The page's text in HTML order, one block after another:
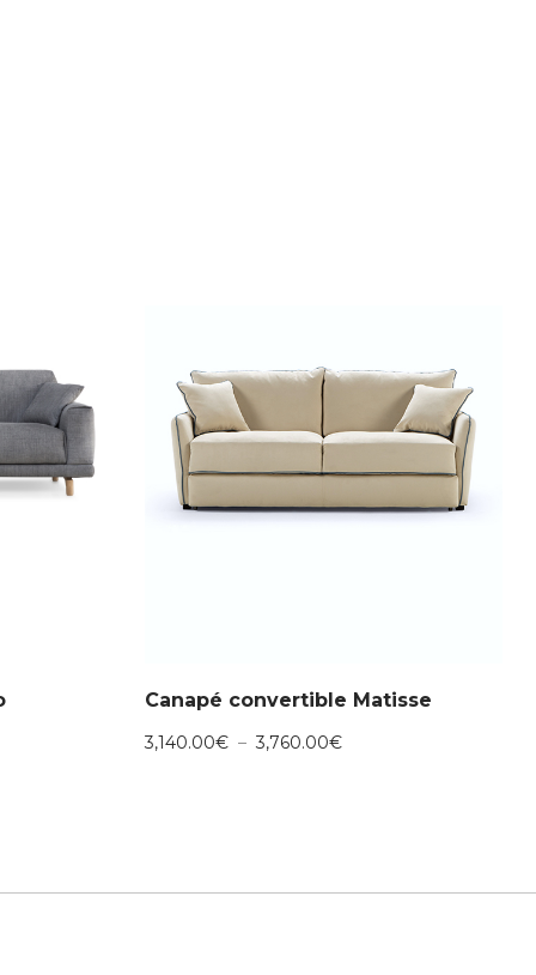
Canapé convertible Matisse
3,140.00€ – 3,760.00€Plage